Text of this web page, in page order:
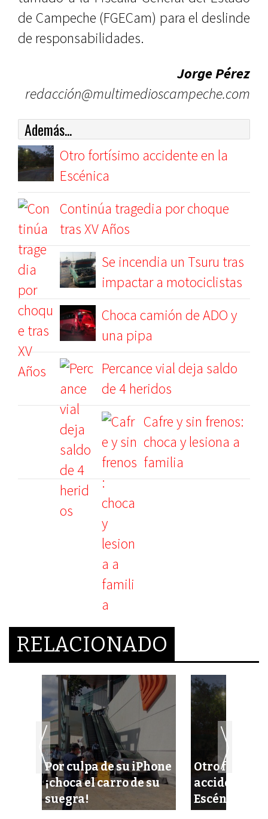
de Campeche (FGECam) para el deslinde
de responsabilidades.
Jorge Pérez
redacción@multimedioscampeche.com
Además...
Otro fortísimo accidente en la
Escénica
Continúa tragedia por choque
tras XV Años
Se incendia un Tsuru tras
impactar a motociclistas
Choca camión de ADO y
una pipa
Percance vial deja saldo
de 4 heridos
Cafre y sin frenos:
choca y lesiona a
familia
RELACIONADO
Por culpa de su iPhone
¡choca el carro de su
suegra!
Otro
accidente
Escénica